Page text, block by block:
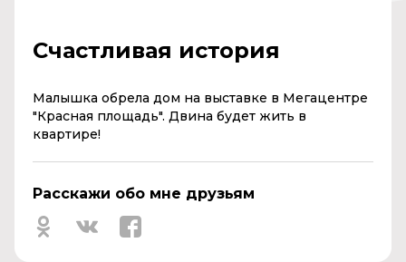
Счастливая история
Малышка обрела дом на выставке в Мегацентре
"Красная площадь". Двина будет жить в
квартире!
Расскажи обо мне друзьям